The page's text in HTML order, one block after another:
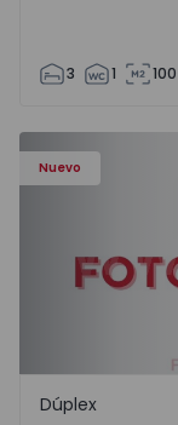
3 1 100
Nuevo
Dúplex T4 Vila
Mafamude e
Dúplex